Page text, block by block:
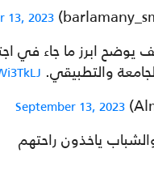
13, 2023
يوضح ابرز ما جاء في
والتطبيقي.
September 13, 2023
ياخذون راحتهم